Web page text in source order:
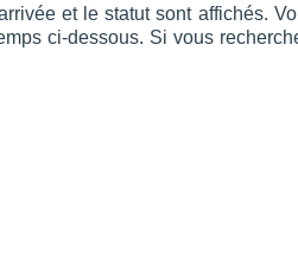
et le statut sont affichés.
ci-dessous. Si vous